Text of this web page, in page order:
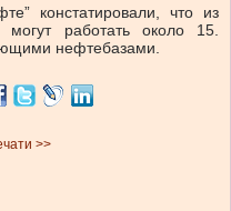
констатировали, что из
работать около 15.
нефтебазами.
>>